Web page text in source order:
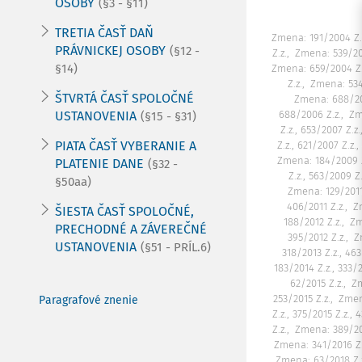
(§3 - §11)
TRETIA ČASŤ DAŇ
PRÁVNICKEJ OSOBY (§12 -
§14)
ŠTVRTÁ ČASŤ SPOLOČNÉ
USTANOVENIA (§15 - §31)
PIATA ČASŤ VYBERANIE A
PLATENIE DANE (§32 -
§50aa)
ŠIESTA ČASŤ SPOLOČNÉ,
PRECHODNÉ A ZÁVEREČNÉ
USTANOVENIA (§51 - PRÍL.6)
Paragrafové znenie
Zmena: 191/2004 Z.z.
Z.z.
Zmena: 539/
Zmena: 659/2004
Z.z.
Zmena:
Zmena: 688/
688/2006 Z.z.
Z.z., 653/2007 Z.z.
Z.z., 621/2007
Zmena: 184/2009
Z.z., 563/2009
Zmena: 129/2011
406/2011 Z.z.
188/2012 Z.z.
395/2012 Z.z.
318/2013 Z.z.,
183/2014 Z.z., 333/
62/2015 Z.z.
253/2015 Z.z.
Z.z., 375/2015 Z.z.,
Z.z.
Zmena: 389/
Zmena: 341/2016